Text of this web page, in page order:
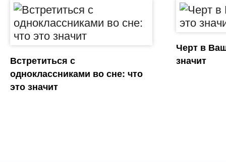
Встретиться с
одноклассниками во сне: что
это значит
Черт в
значит